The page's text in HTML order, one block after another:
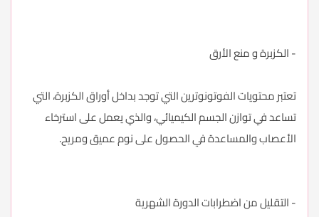
- الكزبرة و منع الأرق
تعتبر محتويات الفوتونوترين التي توجد بداخل أوراق الكزبرة، التي
تساعد في توازن الجسم الكيميائي، والذي يعمل على استرخاء
الأعصاب والمساعدة في الحصول على نوم عميق ومريح.
- التقليل من اضطرابات الدورة الشهرية